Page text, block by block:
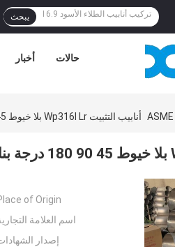
يبحث
أخبار حالات
أنابيب التثبيت Wp316l Lr بلا خيوط 45 90 180 درجة بناء قوي
of Origin:
اسم العلامة
إصدار